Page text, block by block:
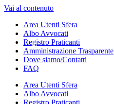
Vai al contenuto
Area Utenti Sfera
Albo Avvocati
Registro Praticanti
Amministrazione Trasparente
Dove siamo/Contatti
FAQ
Area Utenti Sfera
Albo Avvocati
Registro Praticanti